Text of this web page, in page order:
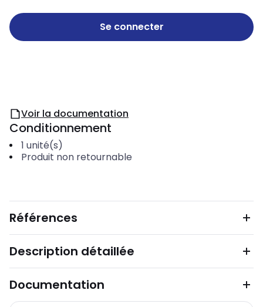
Se connecter
Voir la documentation
Conditionnement
1 unité(s)
Produit non retournable
Références
Description détaillée
Documentation